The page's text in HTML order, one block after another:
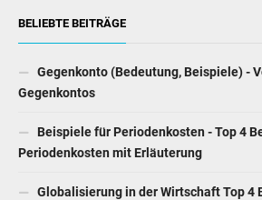
BELIEBTE BEITRÄGE
Gegenkonto (Bedeutung, Beispiele) -
Gegenkontos
Beispiele für Periodenkosten - Top 4
Periodenkosten mit Erläuterung
Globalisierung in der Wirtschaft Top 4